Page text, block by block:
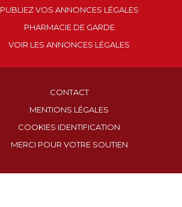
PUBLIEZ VOS ANNONCES LÉGALES
PHARMACIE DE GARDE
VOIR LES ANNONCES LÉGALES
CONTACT
MENTIONS LÉGALES
COOKIES IDENTIFICATION
MERCI POUR VOTRE SOUTIEN